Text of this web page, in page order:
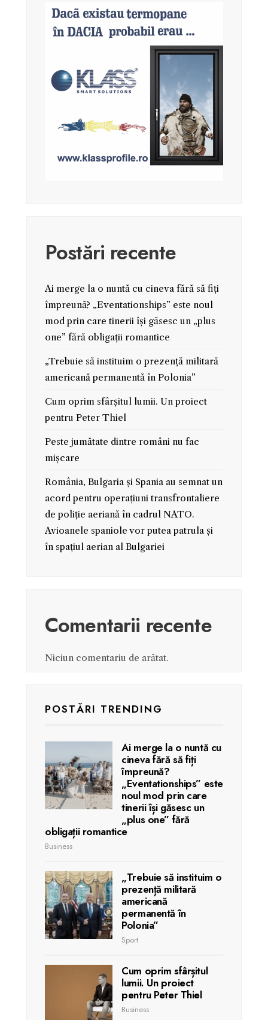
Postări recente
Ai merge la o nuntă cu cineva fără să fiți
împreună? „Eventationships” este noul
mod prin care tinerii își găsesc un „plus
one” fără obligații romantice
„Trebuie să instituim o prezență militară
americană permanentă în Polonia”
Cum oprim sfârșitul lumii. Un proiect
pentru Peter Thiel
Peste jumătate dintre români nu fac
mișcare
România, Bulgaria și Spania au semnat un
acord pentru operațiuni transfrontaliere
de poliție aeriană în cadrul NATO.
Avioanele spaniole vor putea patrula și
în spațiul aerian al Bulgariei
Comentarii recente
Niciun comentariu de arătat.
POSTĂRI TRENDING
Ai merge la o nuntă cu
cineva fără să fiți
împreună?
„Eventationships” este
noul mod prin care
tinerii își găsesc un
„plus one” fără
obligații romantice
Business
„Trebuie să instituim o
prezență militară
americană
permanentă în
Polonia”
Sport
Cum oprim sfârșitul
lumii. Un proiect
pentru Peter Thiel
Business